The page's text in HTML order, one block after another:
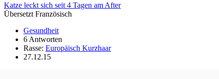
Katze leckt sich seit 4 Tagen am After
Übersetzt Französisch
Gesundheit
6 Antworten
Rasse: Europäisch Kurzhaar
27.12.15